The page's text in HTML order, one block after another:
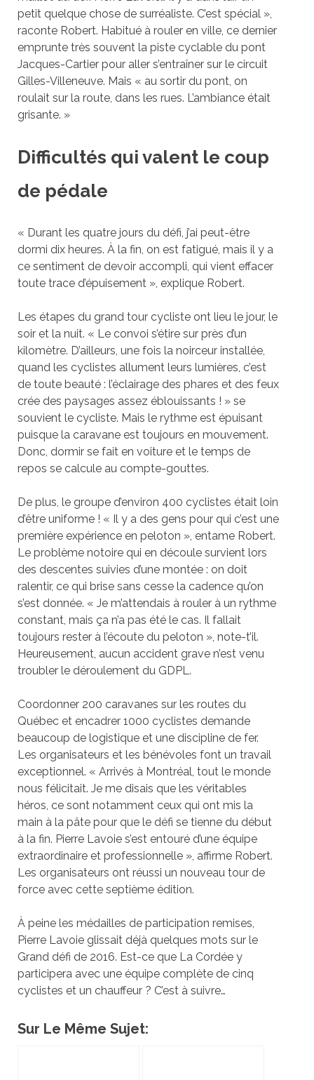
petit quelque chose de surréaliste. C’est spécial »,
raconte Robert. Habitué à rouler en ville, ce dernier
emprunte très souvent la piste cyclable du pont
Jacques-Cartier pour aller s’entraîner sur le circuit
Gilles-Villeneuve. Mais « au sortir du pont, on
roulait sur la route, dans les rues. L’ambiance était
grisante. »
Difficultés qui valent le coup
de pédale
« Durant les quatre jours du défi, j’ai peut-être
dormi dix heures. À la fin, on est fatigué, mais il y a
ce sentiment de devoir accompli, qui vient effacer
toute trace d’épuisement », explique Robert.
Les étapes du grand tour cycliste ont lieu le jour, le
soir et la nuit. « Le convoi s’étire sur près d’un
kilomètre. D’ailleurs, une fois la noirceur installée,
quand les cyclistes allument leurs lumières, c’est
de toute beauté : l’éclairage des phares et des feux
crée des paysages assez éblouissants ! » se
souvient le cycliste. Mais le rythme est épuisant
puisque la caravane est toujours en mouvement.
Donc, dormir se fait en voiture et le temps de
repos se calcule au compte-gouttes.
De plus, le groupe d’environ 400 cyclistes était loin
d’être uniforme ! « Il y a des gens pour qui c’est une
première expérience en peloton », entame Robert.
Le problème notoire qui en découle survient lors
des descentes suivies d’une montée : on doit
ralentir, ce qui brise sans cesse la cadence qu’on
s’est donnée. « Je m’attendais à rouler à un rythme
constant, mais ça n’a pas été le cas. Il fallait
toujours rester à l’écoute du peloton », note-t’il.
Heureusement, aucun accident grave n’est venu
troubler le déroulement du GDPL.
Coordonner 200 caravanes sur les routes du
Québec et encadrer 1000 cyclistes demande
beaucoup de logistique et une discipline de fer.
Les organisateurs et les bénévoles font un travail
exceptionnel. « Arrivés à Montréal, tout le monde
nous félicitait. Je me disais que les véritables
héros, ce sont notamment ceux qui ont mis la
main à la pâte pour que le défi se tienne du début
à la fin. Pierre Lavoie s’est entouré d’une équipe
extraordinaire et professionnelle », affirme Robert.
Les organisateurs ont réussi un nouveau tour de
force avec cette septième édition.
À peine les médailles de participation remises,
Pierre Lavoie glissait déjà quelques mots sur le
Grand défi de 2016. Est-ce que La Cordée y
participera avec une équipe complète de cinq
cyclistes et un chauffeur ? C’est à suivre…
Sur Le Même Sujet: